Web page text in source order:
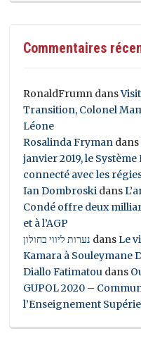
Commentaires
RonaldFrumn dans
Transition, Colonel
Léone
Rosalinda Fryman dans
janvier 2019, le
connecté avec les
Ian Dombroski dans
Condé offre deux
et à l’AGP
נערות ליווי בחולון dansLe
Kamara à Souleymane
Diallo Fatimatou dans
GUPOL 2020 –
l’Enseignement